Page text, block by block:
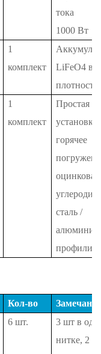
тока
1000 Вт
1
комплект
LiFeO4
плотности
1
комплект
Простая
установка,
горячее
сталь /
профили
Кол-во
6шт.
3 шт в
нитке, 2